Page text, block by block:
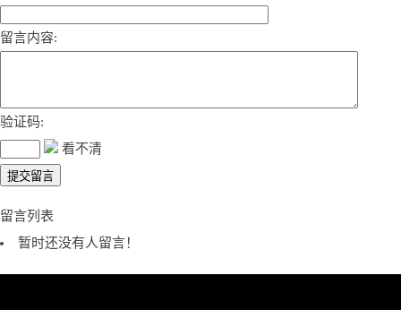
留言内容:
验证码:
看不清
留言列表
暂时还没有人留言！